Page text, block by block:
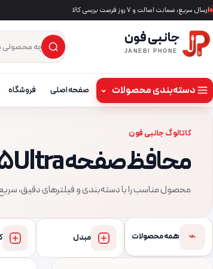
ارسال سریع، ضمانت اصالت و ۷ روز فرصت بررسی کالا
جانبی فون
JANEBI PHONE جست‌وجوی
×
دسته‌بندی محصولات ⌄ صفحه اصلی فروشگاه
کاتالوگ جانبی فون
محافظ صفحه S25 Ultra
محصول مناسب را با دسته‌بندی و فیلترهای دقیق،
⌁ همه محصولات مبدل